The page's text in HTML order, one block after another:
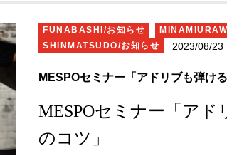
FUNABASHI/お知らせ
SHINMATSUDO/お知らせ
2023/08/23
MESPOセミナー「アドリブも弾け
MESPOセミナー「アド
のコツ」